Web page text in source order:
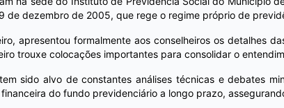
de dezembro de 2005, que rege o regime próprio de
apresentou formalmente aos conselheiros os detalhes
trouxe colocações importantes para consolidar o
sido alvo de constantes análises técnicas e debates
do fundo previdenciário a longo prazo,